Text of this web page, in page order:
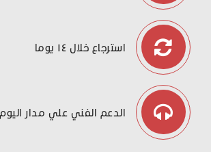
استرجاع خلال ١٤ يوما
الدعم الفني علي مدار اليوم